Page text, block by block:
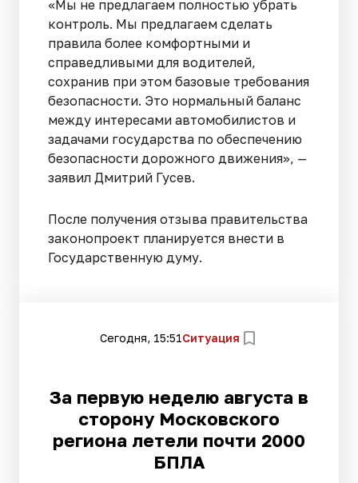
«Мы не предлагаем полностью убрать
контроль. Мы предлагаем сделать
правила более комфортными и
справедливыми для водителей,
сохранив при этом базовые требования
безопасности. Это нормальный баланс
между интересами автомобилистов и
задачами государства по обеспечению
безопасности дорожного движения», —
заявил Дмитрий Гусев.
После получения отзыва правительства
законопроект планируется внести в
Государственную думу.
Сегодня, 15:51Ситуация
За первую неделю августа в
сторону Московского
региона летели почти 2000
БПЛА